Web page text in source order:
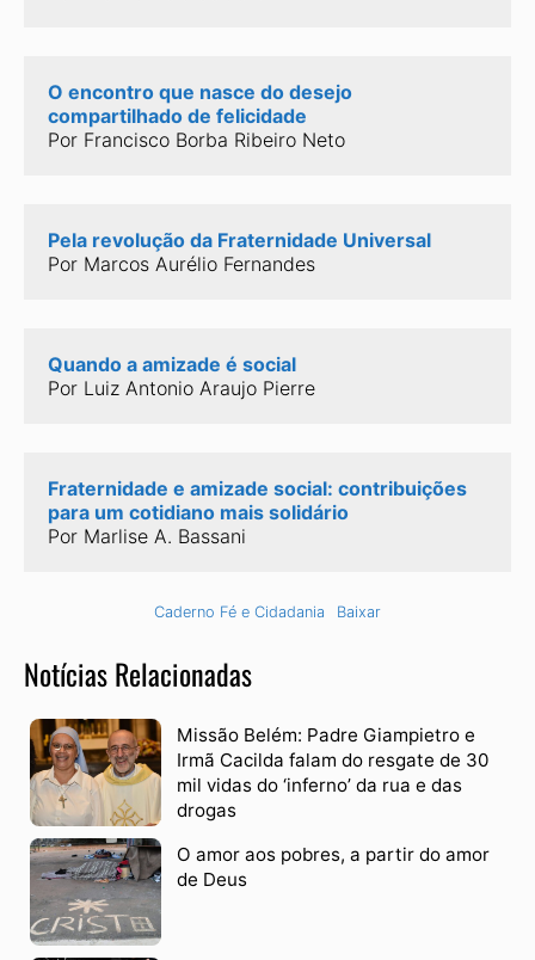
O encontro que nasce do desejo
compartilhado de felicidade
Por Francisco Borba Ribeiro Neto
Pela revolução da Fraternidade Universal
Por Marcos Aurélio Fernandes
Quando a amizade é social
Por Luiz Antonio Araujo Pierre
Fraternidade e amizade social: contribuições
para um cotidiano mais solidário
Por Marlise A. Bassani
Caderno Fé e Cidadania Baixar
Notícias Relacionadas
Missão Belém: Padre Giampietro e
Irmã Cacilda falam do resgate de 30
mil vidas do ‘inferno’ da rua e das
drogas
O amor aos pobres, a partir do amor
de Deus